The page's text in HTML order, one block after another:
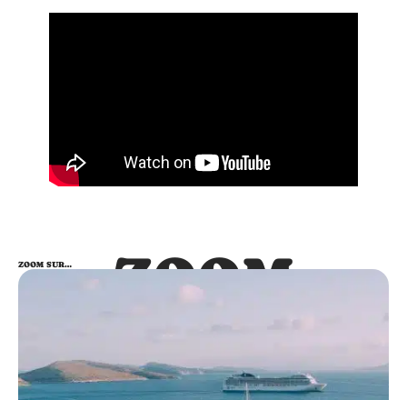
ZOOM
SUR…
ZOOM SUR…